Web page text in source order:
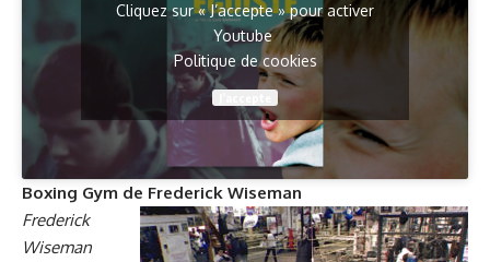
Cliquez sur « J’accepte » pour activer
Youtube
Politique de cookies
Boxing Gym de Frederick Wiseman
Frederick
Wiseman